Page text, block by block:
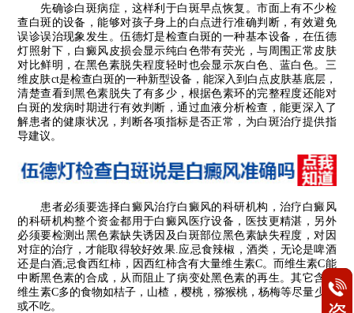
先确诊白斑病症，这样利于白斑早点恢复。市面上有不少检
查白斑的设备，能够对孩子身上的白点进行准确判断，有效避免
误诊误治现象发生。伍德灯是检查白斑的一种基本设备，在伍德
灯照射下，白癜风皮损会显示纯白色带有荧光，与周围正常皮肤
对比鲜明，在黑色素脱失程度轻时也会显示灰白色、蓝白色。三
维皮肤ct是检查白斑的一种新型设备，能深入到白点皮肤基底层，
清楚查看到黑色素脱失了有多少，根据色素环的完整程度还能对
白斑的发病时期进行有效判断，通过血液分析检查，能更深入了
解患者的健康状况，判断各项指标是否正常，为白斑治疗提供指
导建议。
患者必须要选择白癜风治疗白癜风的科研机构，治疗白癜风
的科研机构整个资金都用于白癜风医疗设备，医技更精湛，另外
必须要检测出黑色素缺失诱因及白斑部位黑色素缺失程度，对因
对症的治疗，才能取得较好效果.应忌食辣椒，酒类，无论是啤酒
还是白酒;忌食西红柿，因西红柿含有大量维生素C。而维生素C能
中断黑色素的合成，从而阻止了病变处黑色素的再生。其它含有
维生素C多的食物如桔子，山楂，樱桃，猕猴桃，杨梅等尽量少食
或不吃。